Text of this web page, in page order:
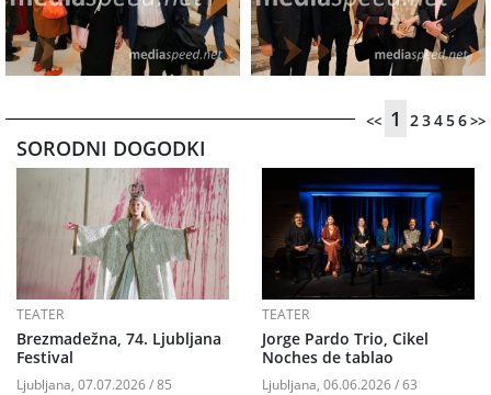
<< 1 23456>>
SORODNI DOGODKI
TEATER
Brezmadežna, 74. Ljubljana
Festival
Ljubljana, 07.07.2026 / 85
TEATER
Jorge Pardo Trio, Cikel
Noches de tablao
Ljubljana, 06.06.2026 / 63